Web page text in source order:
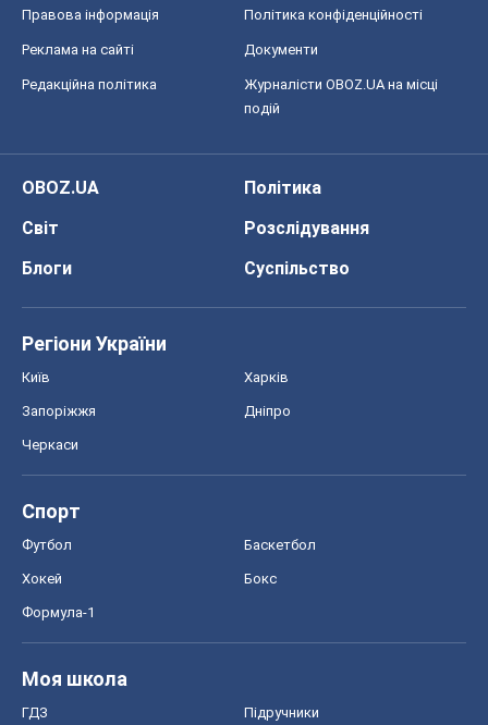
Правова інформація Політика конфіденційності
Реклама на сайті Документи
Редакційна політика
Журналісти OBOZ.UA на місці
подій
OBOZ.UA
Політика
Світ
Розслідування
Блоги
Суспільство
Регіони України
Київ Харків
Запоріжжя Дніпро
Черкаси
Спорт
Футбол Баскетбол
Хокей Бокс
Формула-1
Моя школа
ГДЗ Підручники